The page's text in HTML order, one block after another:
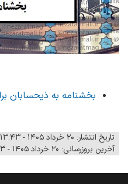
بخشنامه به ذیحسابان
تاریخ انتشار: ۲۰ خرداد ۱۴۰۵ - ۱۳:۴۳
آخرین بروزرسانی: ۲۰ خرداد ۱۴۰۵ - ۱۳:۴۳